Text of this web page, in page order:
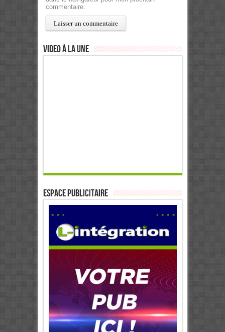
commentaire.
Video à la Une
ESPACE PUBLICITAIRE